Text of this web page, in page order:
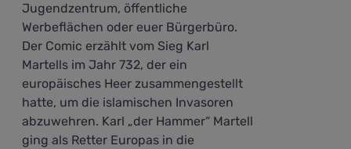
Jugendzentrum, öffentliche
Werbeflächen oder euer Bürgerbüro.
Der Comic erzählt vom Sieg Karl
Martells im Jahr 732, der ein
europäisches Heer zusammengestellt
hatte, um die islamischen Invasoren
abzuwehren. Karl „der Hammer“ Martell
ging als Retter Europas in die